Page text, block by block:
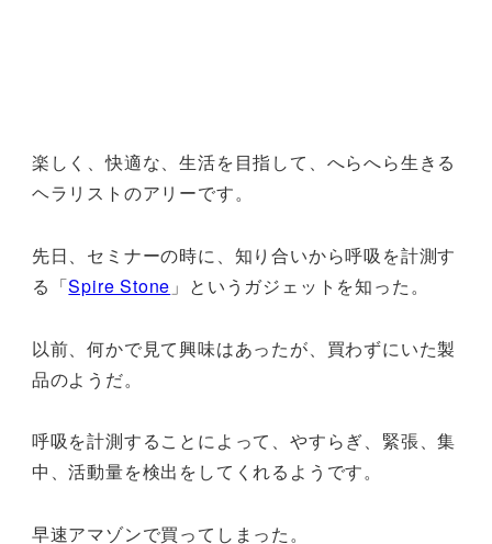
楽しく、快適な、生活を目指して、へらへら生きる
ヘラリストのアリーです。
先日、セミナーの時に、知り合いから呼吸を計測す
る「Spire Stone 」というガジェットを知った。
以前、何かで見て興味はあったが、買わずにいた製
品のようだ。
呼吸を計測することによって、やすらぎ、緊張、集
中、活動量を検出をしてくれるようです。
早速アマゾンで買ってしまった。